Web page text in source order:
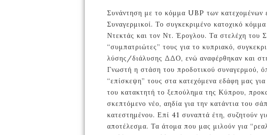
Συνάντηση με το κόμμα UBP των κατεχομένων
Συναγερμικοί. Το συγκεκριμένο κατοχικό
Ντεκτάς και τον Ντ. Έρογλου. Τα στελέχη του
“συμπατριώτες” τους για το κυπριακό,
λύσης/διάλυσης ΔΔΟ, ενώ αναφέρθηκαν και
Γνωστή η στάση του προδοτικού συναγερμού,
“επίσκεψη” τους στα κατεχόμενα εδάφη μας
του κατακτητή το ξεπούλημα της Κύπρου,
σκεπτόμενο νέο, αηδία για την κατάντια του
κατεστημένου. Επί 41 συναπτά έτη, συζητούν
αποτέλεσμα. Τα άτομα που μας μιλούν για